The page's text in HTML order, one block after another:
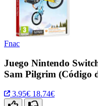
Fnac
Juego Nintendo
Sam Pilgrim (Código
3.95€ 18.74€